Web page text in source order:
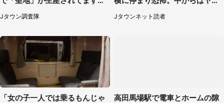
／31～1／31】
Jタウン調査隊
チャそうな男性が...（神奈川
県・40代女性）
Jタウンネット読者
「女の子一人では乗るもんじゃ
高田馬場駅で電車とホームの隙